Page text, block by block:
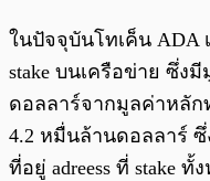
ในปัจจุบันโทเค็น ADA
stake บนเครือข่าย ซึ่ง
ดอลลาร์จากมูลค่าหลั
4.2 หมื่นล้านดอลลาร์ ซึ่
ที่อยู่ adreess ที่ stake ทั้